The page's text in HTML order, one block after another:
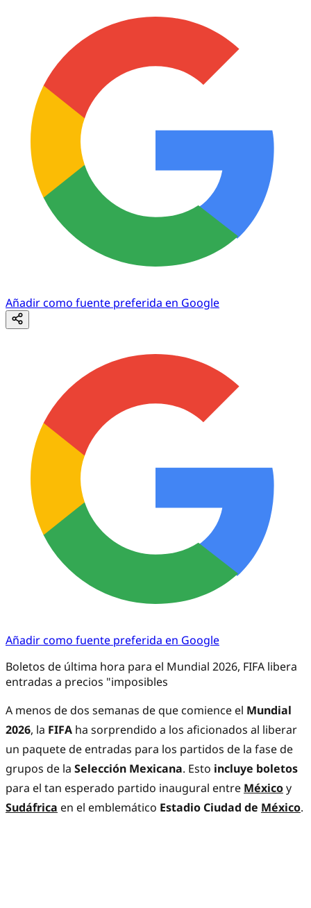
Añadir como fuente preferida en Google
Añadir como fuente preferida en Google
Boletos de última hora para el Mundial 2026, FIFA libera
entradas a precios "imposibles
A menos de dos semanas de que comience el Mundial
2026, la FIFA ha sorprendido a los aficionados al liberar
un paquete de entradas para los partidos de la fase de
grupos de la Selección Mexicana. Esto incluye boletos
para el tan esperado partido inaugural entre Méxicoy
Sudáfrica en el emblemático Estadio Ciudad de México.